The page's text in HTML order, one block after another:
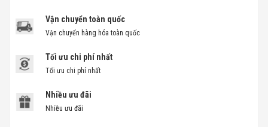
Vận chuyển toàn quốc
Vận chuyển hàng hóa toàn quốc
Tối ưu chi phí nhất
Tối ưu chi phí nhất
Nhiều ưu đãi
Nhiều ưu đãi